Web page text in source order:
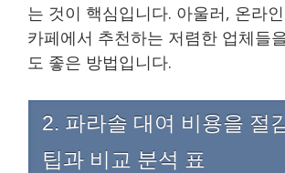
는 것이 핵심입니다. 아울러, 온라
카페에서 추천하는 저렴한 업체들
도 좋은 방법입니다.
2. 파라솔 대여 비용을 절
팁과 비교 분석 표